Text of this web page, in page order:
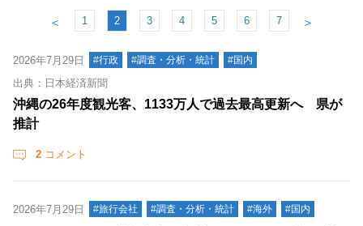
＜ 1 2 3 4 5 6 7 ＞
2026年7月29日 #行政 #調査・分析・統計 #国内
出典：日本経済新聞
沖縄の26年度観光客、1133万人で過去最高更新へ 県が
推計
2 コメント
2026年7月29日 #旅行会社 #調査・分析・統計 #海外 #国内